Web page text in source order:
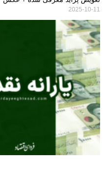
2025-10-11